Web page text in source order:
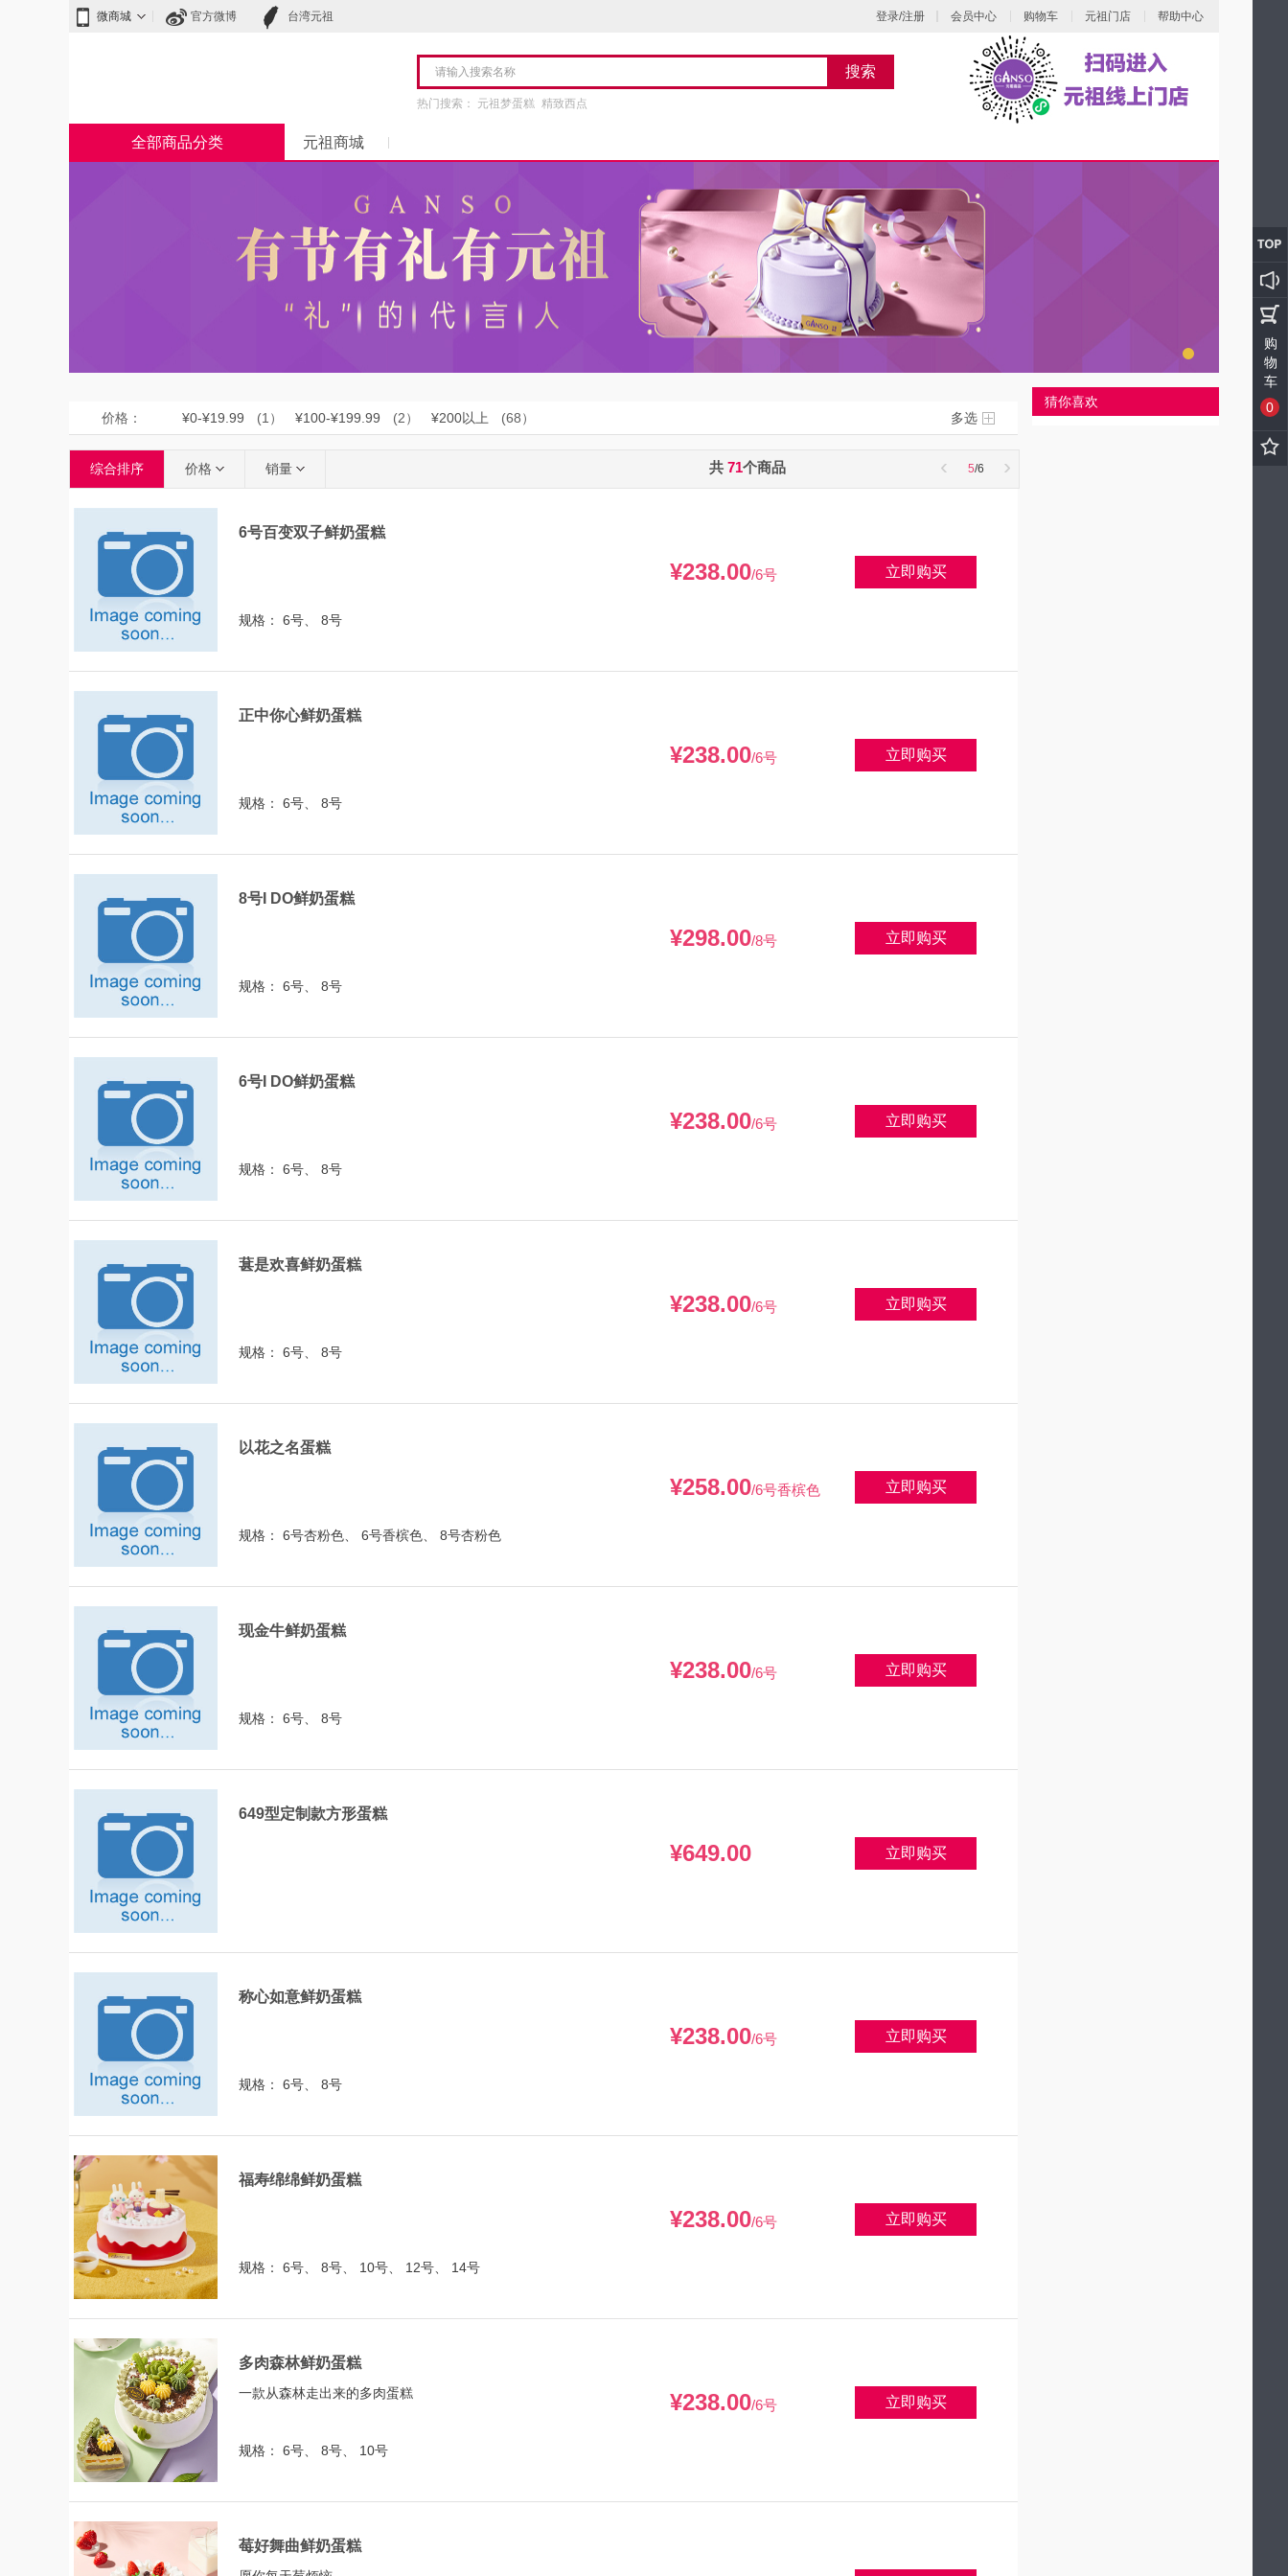
微商城 官方微博 台湾元祖 登录/注册 会员中心 购物车 元祖门店 帮助中心
搜索
热门搜索： 元祖梦蛋糕 精致西点
元祖商城
全部商品分类
价格： ¥0-¥19.99 (1） ¥100-¥199.99 (2） ¥200以上 (68） 多选
综合排序 价格 销量 共 71个商品 ‹ 5/6 ›
6号百变双子鲜奶蛋糕
规格： 6号、 8号
¥238.00/6号 立即购买
正中你心鲜奶蛋糕
规格： 6号、 8号
¥238.00/6号 立即购买
8号I DO鲜奶蛋糕
规格： 6号、 8号
¥298.00/8号 立即购买
6号I DO鲜奶蛋糕
规格： 6号、 8号
¥238.00/6号 立即购买
葚是欢喜鲜奶蛋糕
规格： 6号、 8号
¥238.00/6号 立即购买
以花之名蛋糕
规格： 6号杏粉色、 6号香槟色、 8号杏粉色
¥258.00/6号香槟色 立即购买
现金牛鲜奶蛋糕
规格： 6号、 8号
¥238.00/6号 立即购买
649型定制款方形蛋糕
¥649.00 立即购买
称心如意鲜奶蛋糕
规格： 6号、 8号
¥238.00/6号 立即购买
福寿绵绵鲜奶蛋糕
规格： 6号、 8号、 10号、 12号、 14号
¥238.00/6号 立即购买
多肉森林鲜奶蛋糕
一款从森林走出来的多肉蛋糕
规格： 6号、 8号、 10号
¥238.00/6号 立即购买
莓好舞曲鲜奶蛋糕
猜你喜欢
购
物
车
0